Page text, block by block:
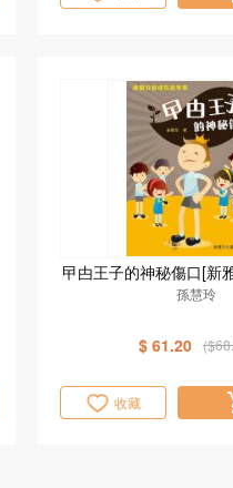
曱甴王子的神秘傷口[新
集]
孫慧玲
$ 61.20
收藏